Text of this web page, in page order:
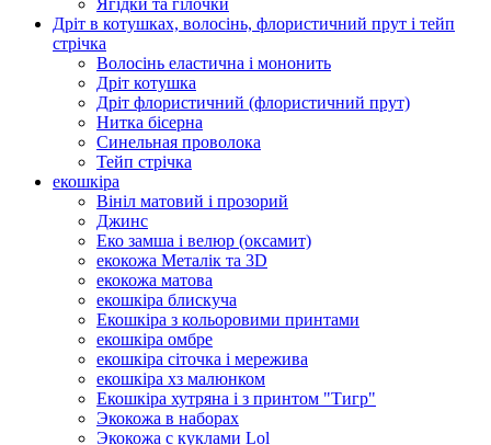
Ягідки та гілочки
Дріт в котушках, волосінь, флористичний прут і тейп
стрічка
Волосінь еластична і мононить
Дріт котушка
Дріт флористичний (флористичний прут)
Нитка бісерна
Синельная проволока
Тейп стрічка
екошкіра
Вініл матовий і прозорий
Джинс
Еко замша і велюр (оксамит)
екокожа Металік та 3D
екокожа матова
екошкіра блискуча
Екошкіра з кольоровими принтами
екошкіра омбре
екошкіра сіточка і мережива
екошкіра хз малюнком
Екошкіра хутряна і з принтом "Тигр"
Экокожа в наборах
Экокожа с куклами Lol